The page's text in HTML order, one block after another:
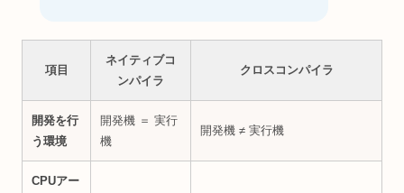
項目
ネイティブコ
ンパイラ
クロスコンパイラ
開発を行
う環境
開発機 ＝ 実行
機
開発機 ≠ 実行機
CPUアー